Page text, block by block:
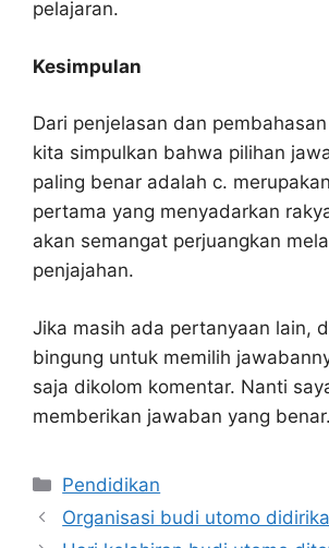
pelajaran.
Kesimpulan
Dari penjelasan dan
kita simpulkan bahwa pilihan
paling benar adalah c.
pertama yang menyadarkan
akan semangat perjuangkan
penjajahan.
Jika masih ada pertanyaan lain,
bingung untuk memilih
saja dikolom komentar. Nanti
memberikan jawaban yang benar.
Kategori
Pendidikan
Organisasi budi utomo